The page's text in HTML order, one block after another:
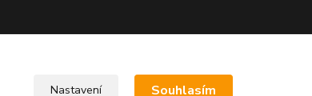
Nastavení Souhlasím